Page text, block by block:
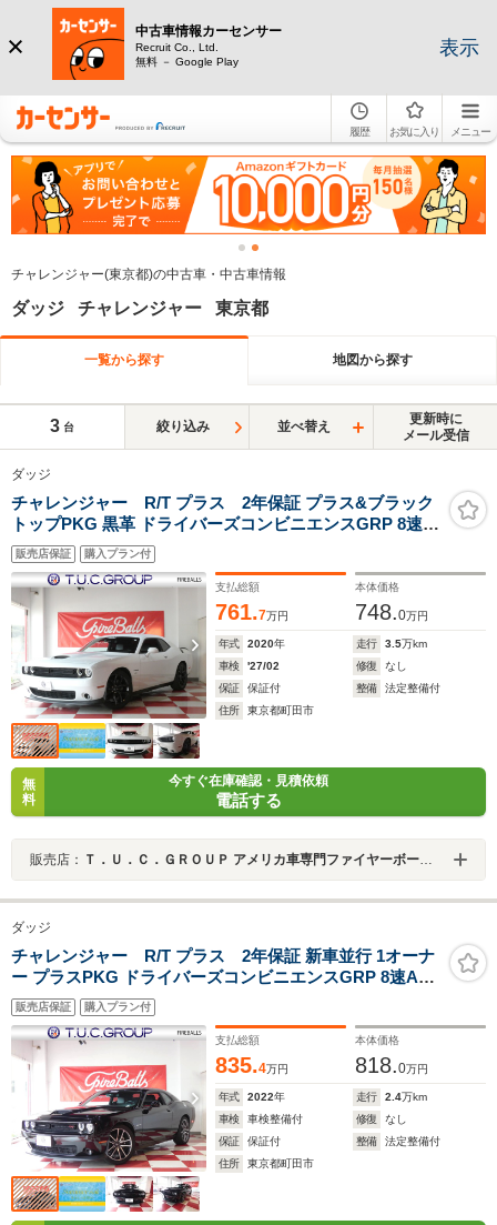
中古車情報カーセンサー
Recruit Co., Ltd.
無料 － Google Play
表示
履歴 お気に入り メニュー
チャレンジャー(東京都)の中古車・中古車情報
ダッジ チャレンジャー 東京都
一覧から探す 地図から探す
3 台 絞り込み 並べ替え
更新時に
メール受信
ダッジ
チャレンジャー R/T プラス 2年保証 プラス&ブラック
トップPKG 黒革 ドライバーズコンビニエンスGRP 8速
AT&パドルシフト シートヒーター&クーラー
AppleCarPlay&AndroidAuto BTオーディオ Bカメラ キ
セノン&イルミエアキャッチャー 20AW
販売店保証 購入プラン付
支払総額
761.7万円
本体価格
748.0万円
年式 2020年 走行 3.5万km
車検
'27/02 修復
なし
保証
保証付 整備
法定整備付
住所
東京都町田市
無
料
今すぐ在庫確認・見積依頼
電話する
販売店： Ｔ．Ｕ．Ｃ．ＧＲＯＵＰ アメリカ車専門ファイヤーボールズ／（株）ファイヤー・ボールズ
ダッジ
チャレンジャー R/T プラス 2年保証 新車並行 1オーナ
ー プラスPKG ドライバーズコンビニエンスGRP 8速AT&
パドルS 黒赤アルカンタラコンビ革シート シートヒータ
ー&クーラー AppleCarPlay&AndroidAuto Bカメラ キセ
ノン SUXONRACINGマフラー
販売店保証 購入プラン付
支払総額
835.4万円
本体価格
818.0万円
年式 2022年 走行 2.4万km
車検
車検整備付 修復
なし
保証
保証付 整備
法定整備付
住所
東京都町田市